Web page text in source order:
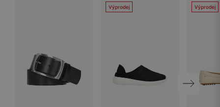
Výprodej Výprodej